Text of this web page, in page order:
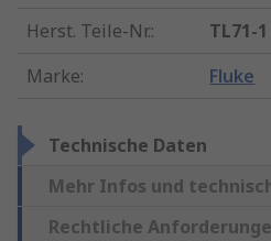
Herst. Teile-Nr.:
TL71-1
Marke: Fluke
Technische Daten
Mehr Infos und
Rechtliche